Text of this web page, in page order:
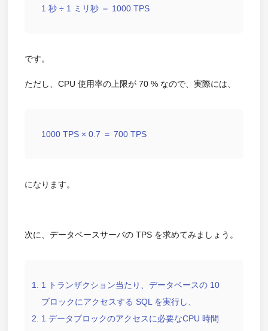
1 秒 ÷ 1 ミリ秒 ＝ 1000 TPS
です。
ただし、CPU 使用率の上限が 70 % なので、実際には、
1000 TPS × 0.7 ＝ 700 TPS
になります。
次に、データベースサーバの TPS を求めてみましょう。
1 トランザクション当たり、データベースの 10
ブロックにアクセスする SQL を実行し、
1 データブロックのアクセスに必要なCPU 時間